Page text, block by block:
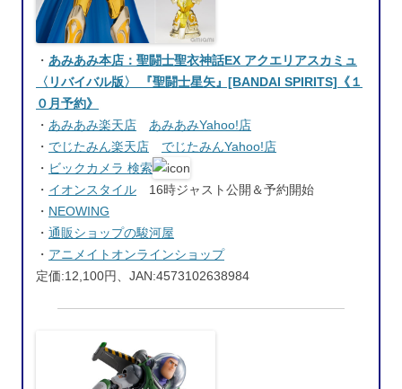
・ あみあみ本店：聖闘士聖衣神話EX アクエリアスカミュ
〈リバイバル版〉 『聖闘士星矢』[BANDAI SPIRITS]《１
０月予約》
・ あみあみ楽天店
あみあみYahoo!店
・ でじたみん楽天店
でじたみんYahoo!店
・ ビックカメラ 検索
・ イオンスタイル 16時ジャスト公開＆予約開始
・ NEOWING
・ 通販ショップの駿河屋
・ アニメイトオンラインショップ
定価:12,100円、JAN:4573102638984